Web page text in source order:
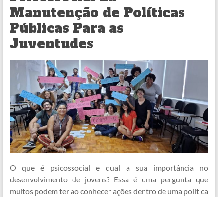
Manutenção de Políticas
Públicas Para as
Juventudes
O que é psicossocial e qual a sua importância no
desenvolvimento de jovens? Essa é uma pergunta que
muitos podem ter ao conhecer ações dentro de uma política